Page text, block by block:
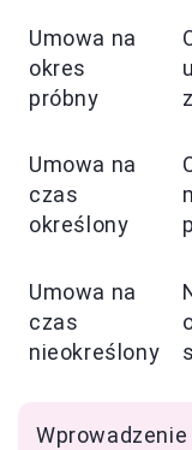
Umowa na
okres
próbny
Umowa na
czas
określony
Umowa na
czas
nieokreślony